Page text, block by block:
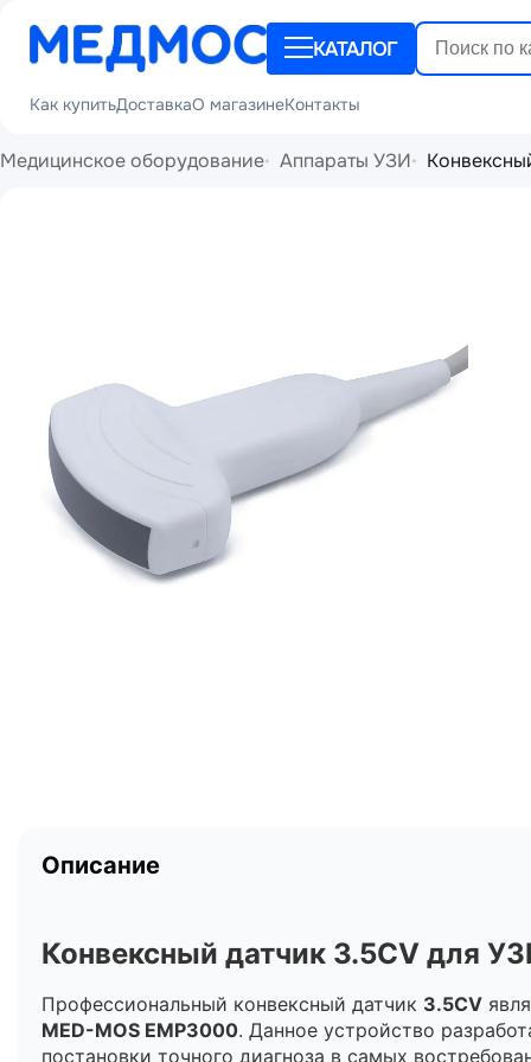
КАТАЛОГ
Как купитьДоставкаО магазинеКонтакты
Медицинское оборудование Аппараты УЗИ
Описание
Конвексный датчик 3.5CV для
Профессиональный конвексный датчик 3.5CV
MED-MOS ЕМР3000. Данное устройство
постановки точного диагноза в самых